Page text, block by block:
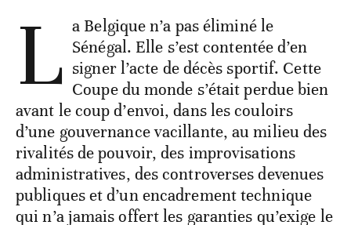
L a Belgique n’a pas éliminé le
Sénégal. Elle s’est contentée d’en
signer l’acte de décès sportif. Cette
Coupe du monde s’était perdue bien
avant le coup d’envoi, dans les couloirs
d’une gouvernance vacillante, au milieu des
rivalités de pouvoir, des improvisations
administratives, des controverses devenues
publiques et d’un encadrement technique
qui n’a jamais offert les garanties qu’exige le